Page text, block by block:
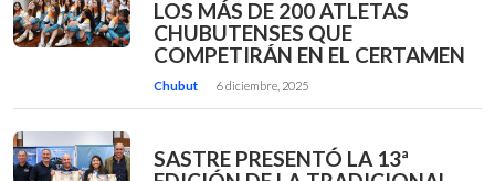
LOS MÁS DE 200 ATLETAS
CHUBUTENSES QUE
COMPETIRÁN EN EL CERTAMEN
Chubut 6 diciembre, 2025
SASTRE PRESENTÓ LA 13ª